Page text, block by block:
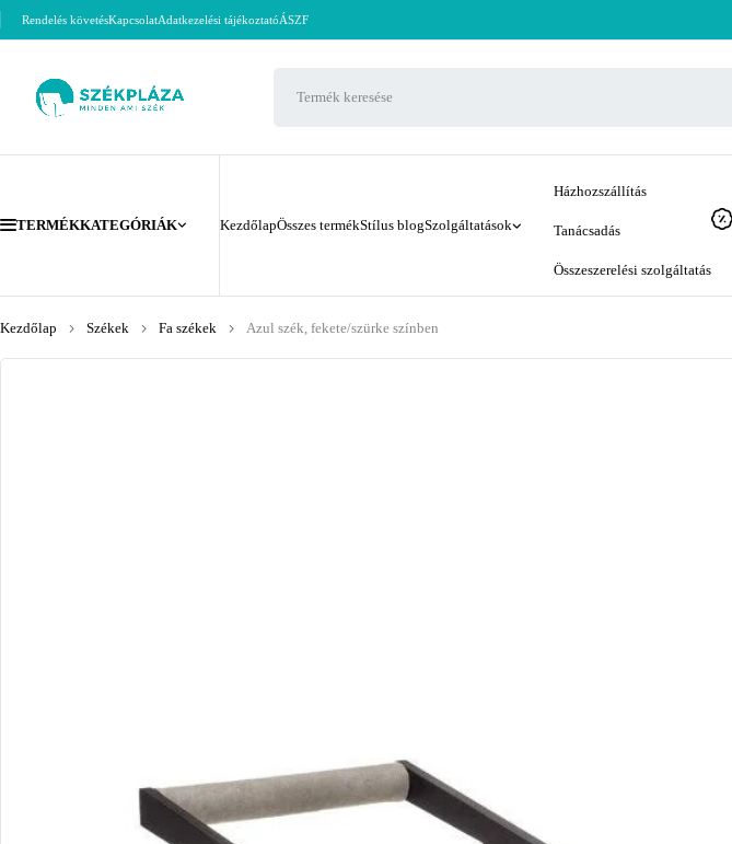
Rendelés követésKapcsolatAdatkezelési tájékoztatóÁSZF
TERMÉKKATEGÓRIÁK KezdőlapÖsszes termékStílus blogSzolgáltatások
Házhozszállítás
Tanácsadás
Összeszerelési szolgáltatás
Kezdőlap Székek Fa székek Azul szék, fekete/szürke színben